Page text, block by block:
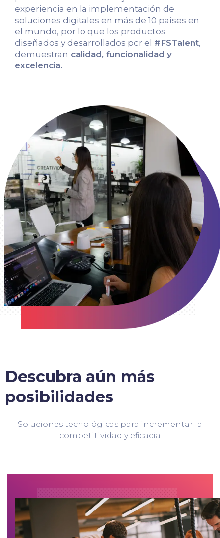
experiencia en la implementación de
soluciones digitales en más de 10 países en
el mundo, por lo que los productos
diseñados y desarrollados por el #FSTalent,
demuestran calidad, funcionalidad y
excelencia.
Descubra aún más
posibilidades
Soluciones tecnológicas para incrementar la
competitividad y eficacia